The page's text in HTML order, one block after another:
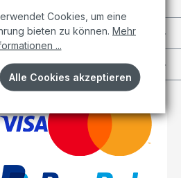
Cookies, um eine
bieten zu können. Mehr
...
Alle Cookies akzeptieren